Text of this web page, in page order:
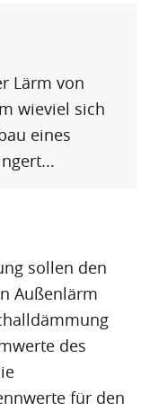
Lärm von
wieviel sich
eines
sollen den
Außenlärm
des
für den